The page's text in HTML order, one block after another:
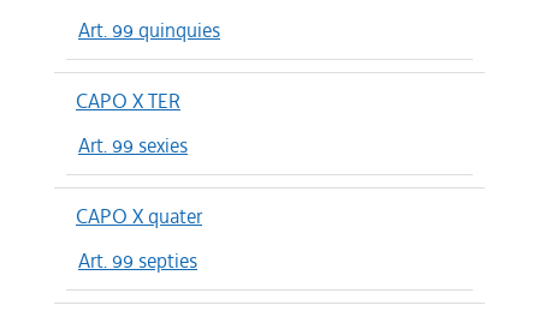
Art. 99 quinquies
CAPO X TER
Art. 99 sexies
CAPO X quater
Art. 99 septies